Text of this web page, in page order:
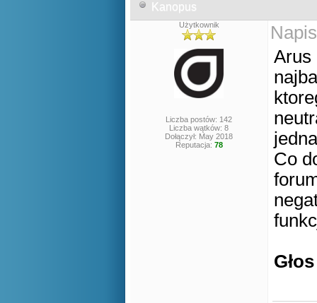
Kanopus
Użytkownik
Liczba postów: 142
Liczba wątków: 8
Dołączył: May 2018
Reputacja: 78
Arus
Co